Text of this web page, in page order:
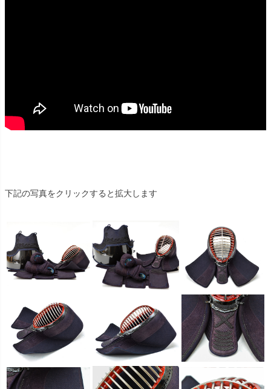
下記の写真をクリックすると拡大します